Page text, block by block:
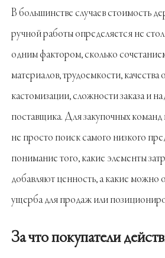
В большинстве случаев стоимость
ручной работы определяется не
одним фактором, сколько
материалов, трудоемкости, качества
кастомизации, сложности заказа и
поставщика. Для закупочных команд
не просто поиск самого низкого
понимание того, какие элементы
добавляют ценность, а какие можно
ущерба для продаж или
За что покупатели